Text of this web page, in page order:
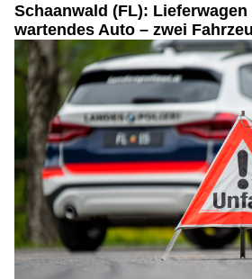
Schaanwald (FL):
wartendes Auto – zwei